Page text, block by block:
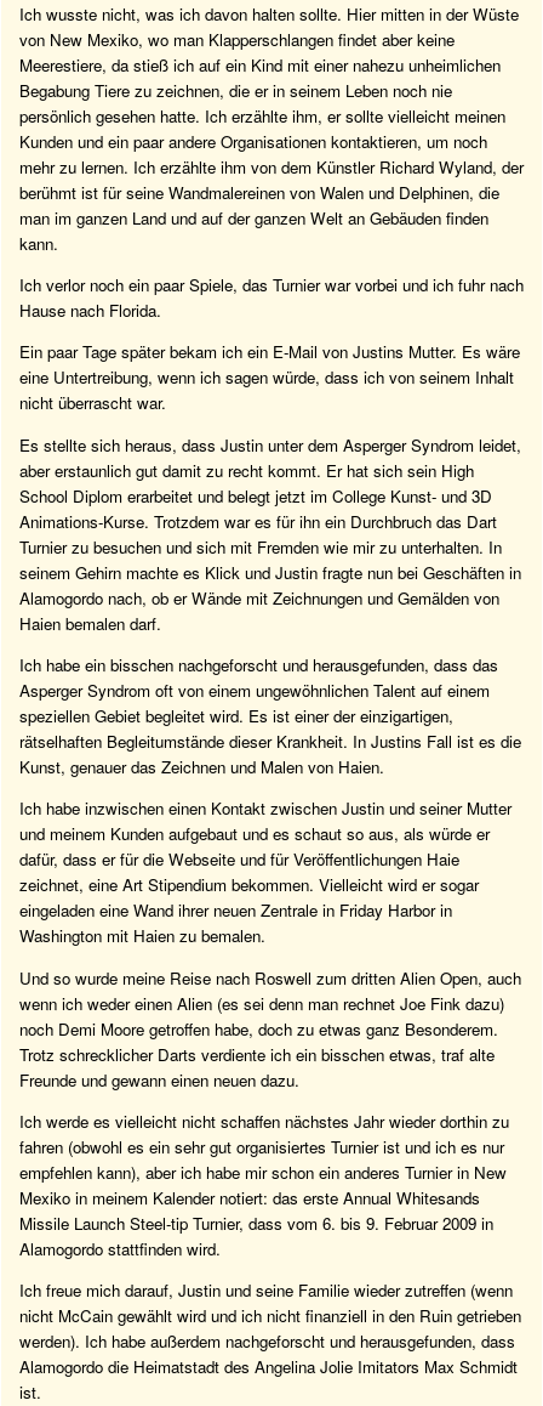
Ich wusste nicht, was ich davon halten sollte. Hier mitten in der Wüste
von New Mexiko, wo man Klapperschlangen findet aber keine
Meerestiere, da stieß ich auf ein Kind mit einer nahezu unheimlichen
Begabung Tiere zu zeichnen, die er in seinem Leben noch nie
persönlich gesehen hatte. Ich erzählte ihm, er sollte vielleicht meinen
Kunden und ein paar andere Organisationen kontaktieren, um noch
mehr zu lernen. Ich erzählte ihm von dem Künstler Richard Wyland, der
berühmt ist für seine Wandmalereinen von Walen und Delphinen, die
man im ganzen Land und auf der ganzen Welt an Gebäuden finden
kann.
Ich verlor noch ein paar Spiele, das Turnier war vorbei und ich fuhr nach
Hause nach Florida.
Ein paar Tage später bekam ich ein E-Mail von Justins Mutter. Es wäre
eine Untertreibung, wenn ich sagen würde, dass ich von seinem Inhalt
nicht überrascht war.
Es stellte sich heraus, dass Justin unter dem Asperger Syndrom leidet,
aber erstaunlich gut damit zu recht kommt. Er hat sich sein High
School Diplom erarbeitet und belegt jetzt im College Kunst- und 3D
Animations-Kurse. Trotzdem war es für ihn ein Durchbruch das Dart
Turnier zu besuchen und sich mit Fremden wie mir zu unterhalten. In
seinem Gehirn machte es Klick und Justin fragte nun bei Geschäften in
Alamogordo nach, ob er Wände mit Zeichnungen und Gemälden von
Haien bemalen darf.
Ich habe ein bisschen nachgeforscht und herausgefunden, dass das
Asperger Syndrom oft von einem ungewöhnlichen Talent auf einem
speziellen Gebiet begleitet wird. Es ist einer der einzigartigen,
rätselhaften Begleitumstände dieser Krankheit. In Justins Fall ist es die
Kunst, genauer das Zeichnen und Malen von Haien.
Ich habe inzwischen einen Kontakt zwischen Justin und seiner Mutter
und meinem Kunden aufgebaut und es schaut so aus, als würde er
dafür, dass er für die Webseite und für Veröffentlichungen Haie
zeichnet, eine Art Stipendium bekommen. Vielleicht wird er sogar
eingeladen eine Wand ihrer neuen Zentrale in Friday Harbor in
Washington mit Haien zu bemalen.
Und so wurde meine Reise nach Roswell zum dritten Alien Open, auch
wenn ich weder einen Alien (es sei denn man rechnet Joe Fink dazu)
noch Demi Moore getroffen habe, doch zu etwas ganz Besonderem.
Trotz schrecklicher Darts verdiente ich ein bisschen etwas, traf alte
Freunde und gewann einen neuen dazu.
Ich werde es vielleicht nicht schaffen nächstes Jahr wieder dorthin zu
fahren (obwohl es ein sehr gut organisiertes Turnier ist und ich es nur
empfehlen kann), aber ich habe mir schon ein anderes Turnier in New
Mexiko in meinem Kalender notiert: das erste Annual Whitesands
Missile Launch Steel-tip Turnier, dass vom 6. bis 9. Februar 2009 in
Alamogordo stattfinden wird.
Ich freue mich darauf, Justin und seine Familie wieder zutreffen (wenn
nicht McCain gewählt wird und ich nicht finanziell in den Ruin getrieben
werden). Ich habe außerdem nachgeforscht und herausgefunden, dass
Alamogordo die Heimatstadt des Angelina Jolie Imitators Max Schmidt
ist.